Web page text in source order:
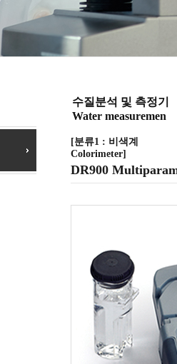
수질분석 및 측정기
Water measuremen
[분류1 : 비색계
Colorimeter]
DR900